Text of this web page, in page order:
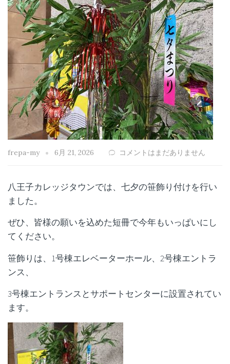
frepa-my 6月 21, 2026 コメントはまだありません
八王子カレッジタウンでは、七夕の笹飾り付けを行い
ました。
ぜひ、皆様の願いを込めた短冊で今年もいっぱいにし
てください。
笹飾りは、1号棟エレベーターホール、2号棟エントラ
ンス、
3号棟エントランスとサポートセンターに設置されてい
ます。